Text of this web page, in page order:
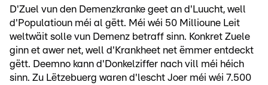
D'Zuel vun den Demenzkranke geet an d'Luucht, well
d'Populatioun méi al gëtt. Méi wéi 50 Millioune Leit
weltwäit solle vun Demenz betraff sinn. Konkret Zuele
ginn et awer net, well d'Krankheet net ëmmer entdeckt
gëtt. Deemno kann d'Donkelziffer nach vill méi héich
sinn. Zu Lëtzebuerg waren d'lescht Joer méi wéi 7.500